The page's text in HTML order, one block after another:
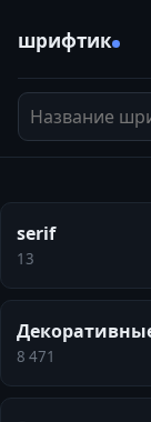
шрифтик
Название
serif
13
8 471